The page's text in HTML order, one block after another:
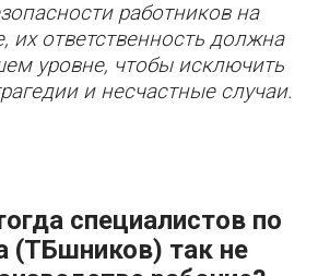
работников на
их ответственность должна
уровне, чтобы исключить
и несчастные случаи.
специалистов по
(ТБшников) так не